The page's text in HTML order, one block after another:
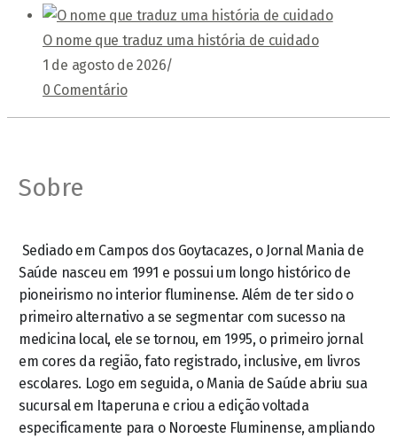
O nome que traduz uma história de cuidado
1 de agosto de 2026/
0 Comentário
Sobre
Sediado em Campos dos Goytacazes, o Jornal Mania de
Saúde nasceu em 1991 e possui um longo histórico de
pioneirismo no interior fluminense. Além de ter sido o
primeiro alternativo a se segmentar com sucesso na
medicina local, ele se tornou, em 1995, o primeiro jornal
em cores da região, fato registrado, inclusive, em livros
escolares. Logo em seguida, o Mania de Saúde abriu sua
sucursal em Itaperuna e criou a edição voltada
especificamente para o Noroeste Fluminense, ampliando